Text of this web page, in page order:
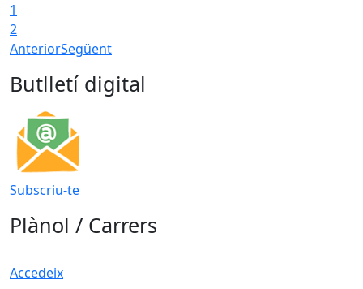
1
2
AnteriorSegüent
Butlletí digital
Subscriu-te
Plànol / Carrers
Accedeix